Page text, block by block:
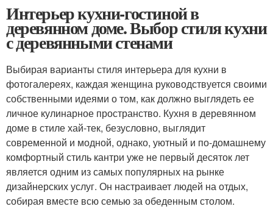
Интерьер кухни-гостиной в
деревянном доме. Выбор стиля кухни
с деревянными стенами
Выбирая варианты стиля интерьера для кухни в
фотогалереях, каждая женщина руководствуется своими
собственными идеями о том, как должно выглядеть ее
личное кулинарное пространство. Кухня в деревянном
доме в стиле хай-тек, безусловно, выглядит
современной и модной, однако, уютный и по-домашнему
комфортный стиль кантри уже не первый десяток лет
является одним из самых популярных на рынке
дизайнерских услуг. Он настраивает людей на отдых,
собирая вместе всю семью за обеденным столом.